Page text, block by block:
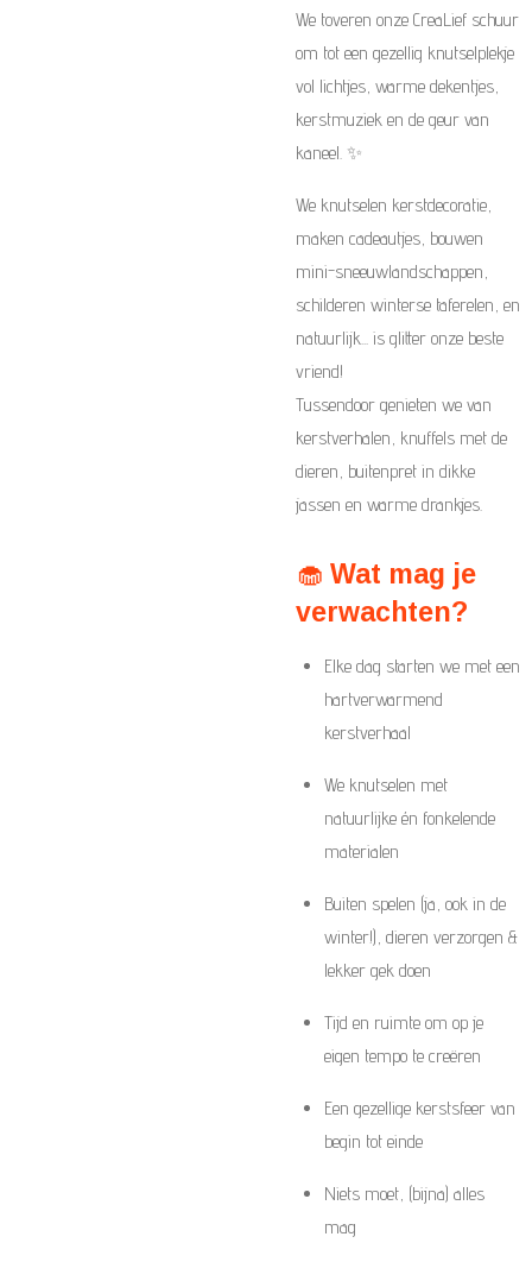
We toveren onze CreaLief schuur
om tot een gezellig knutselplekje
vol lichtjes, warme dekentjes,
kerstmuziek en de geur van
kaneel. ✨
We knutselen kerstdecoratie,
maken cadeautjes, bouwen
mini-sneeuwlandschappen,
schilderen winterse taferelen, en
natuurlijk... is glitter onze beste
vriend!
Tussendoor genieten we van
kerstverhalen, knuffels met de
dieren, buitenpret in dikke
jassen en warme drankjes.
🧁 Wat mag je
verwachten?
Elke dag starten we met een
hartverwarmend
kerstverhaal
We knutselen met
natuurlijke én fonkelende
materialen
Buiten spelen (ja, ook in de
winter!), dieren verzorgen &
lekker gek doen
Tijd en ruimte om op je
eigen tempo te creëren
Een gezellige kerstsfeer van
begin tot einde
Niets moet, (bijna) alles
mag